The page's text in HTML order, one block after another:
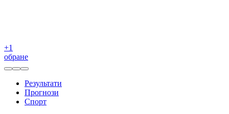
+1
обране
Результати
Прогнози
Спорт